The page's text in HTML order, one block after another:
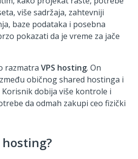
više sadržaja, zahtevniji
baze podataka i posebna
pokazati da je vreme za jače
razmatra VPS hosting. On
običnog shared hostinga i
dobija više kontrole i
da odmah zakupi ceo fizički
hosting?